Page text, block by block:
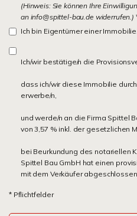
(Hinweis: Sie können Ihre
an info@spittel-bau.de widerrufen.)
Ich bin Eigentümer einer Immobilie.
Ich/wir bestätige/n die
dass ich/wir diese Immobilie
erwerbe/n,
und werde/n an die Firma Spittel
von 3,57 % inkl. der gesetzlichen
bei Beurkundung des notariellen
Spittel Bau GmbH hat einen
mit dem Verkäufer abgeschlossen
* Pflichtfelder